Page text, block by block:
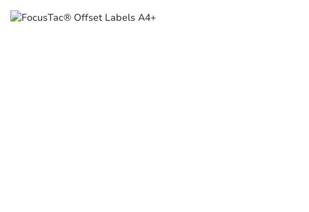
Slide 1 of 1